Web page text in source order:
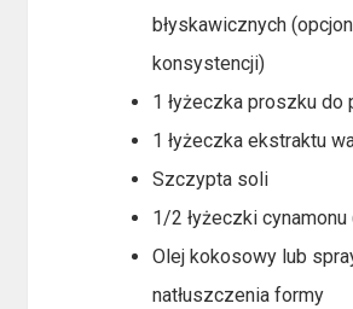
błyskawicznych
konsystencji)
1 łyżeczka proszku do
1 łyżeczka ekstraktu
Szczypta soli
1/2 łyżeczki
Olej kokosowy lub
natłuszczenia formy